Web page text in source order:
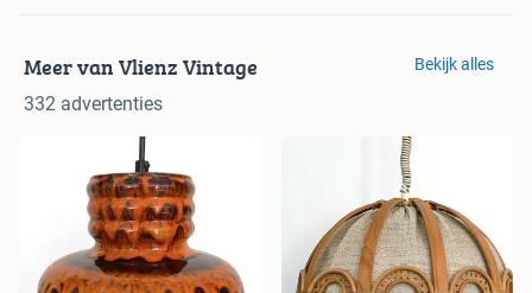
Meer van Vlienz Vintage
332 advertenties
Bekijk alles